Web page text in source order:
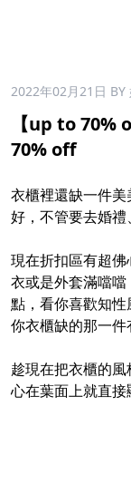
2022年02月21日
【up to 70%
70% off
衣櫃裡還缺一件
好，不管要去婚
現在折扣區有超
衣或是外套滿噹
點，看你喜歡知
你衣櫃缺的那一件
趁現在把衣櫃的
心在葉面上就直